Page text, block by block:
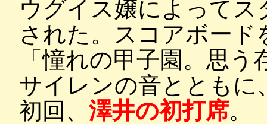
ウグイス嬢によって
された。スコアボー
「憧れの甲子園。思
サイレンの音とともに
初回、 澤井の初打席。